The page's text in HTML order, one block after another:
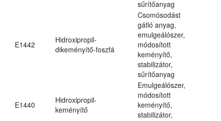
sűrítőanyag
E1442
Hidroxipropil-
dikeményítő-foszfá
Csomósodást
gátló anyag,
emulgeálószer,
módosított
keményítő,
stabilizátor,
sűrítőanyag
E1440
Hidroxipropil-
keményítő
Emulgeálószer,
módosított
keményítő,
stabilizátor,